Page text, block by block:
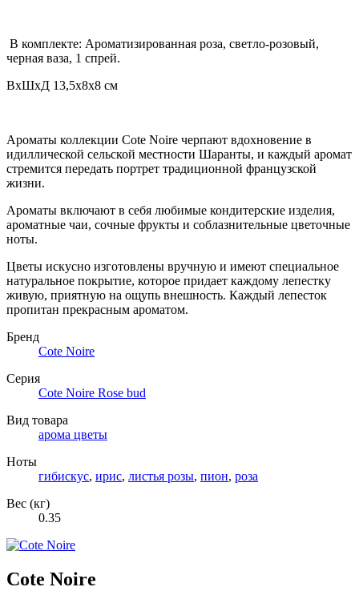
В комплекте: Ароматизированная роза, светло-розовый,
черная ваза, 1 спрей.
ВхШхД 13,5х8х8 см
Ароматы коллекции Cote Noire черпают вдохновение в
идиллической сельской местности Шаранты, и каждый аромат
стремится передать портрет традиционной французской
жизни.
Ароматы включают в себя любимые кондитерские изделия,
ароматные чаи, сочные фрукты и соблазнительные цветочные
ноты.
Цветы искусно изготовлены вручную и имеют специальное
натуральное покрытие, которое придает каждому лепестку
живую, приятную на ощупь внешность. Каждый лепесток
пропитан прекрасным ароматом.
Бренд
Cote Noire
Серия
Cote Noire Rose bud
Вид товара
арома цветы
Ноты
гибискус, ирис, листья розы, пион, роза
Вес (кг)
0.35
Cote Noire